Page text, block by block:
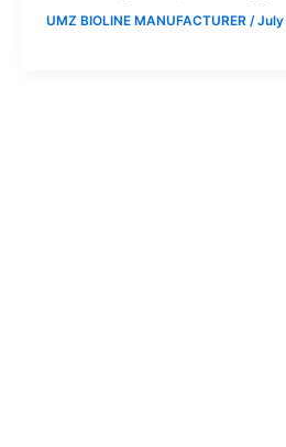
UMZ BIOLINE MANUFACTURER /July